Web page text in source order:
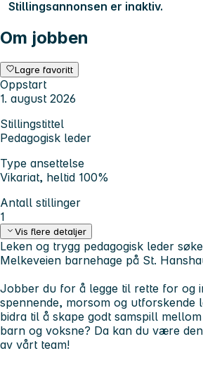
Stillingsannonsen er inaktiv.
Om jobben
Lagre favoritt
Oppstart
1. august 2026
Stillingstittel
Pedagogisk leder
Type ansettelse
Vikariat, heltid 100%
Antall stillinger
1
Vis flere detaljer
Leken og trygg pedagogisk leder
Melkeveien barnehage på St.
Jobber du for å legge til rette for og
spennende, morsom og utforskende
bidra til å skape godt samspill
barn og voksne? Da kan du være
av vårt team!